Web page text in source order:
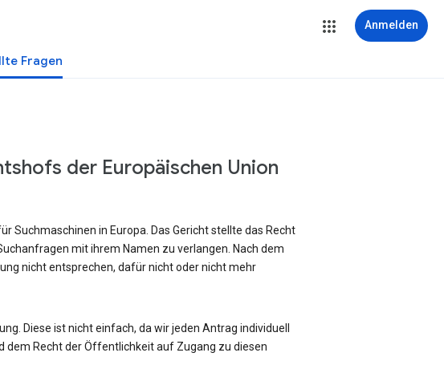
Anmelden
Fragen
der Europäischen Union
Suchmaschinen in Europa. Das Gericht stellte das Recht
mit ihrem Namen zu verlangen. Nach dem
nicht entsprechen, dafür nicht oder nicht mehr
Diese ist nicht einfach, da wir jeden Antrag individuell
dem Recht der Öffentlichkeit auf Zugang zu diesen